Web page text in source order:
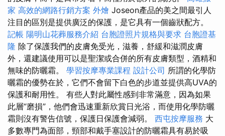
家 高效的網路行銷方案 外燴 Joseon產品的美之間最引人
注目的區別是提供廣泛的保護，是它具有一個齒狀配方。
記帳 陽明山花葬服務介紹 台胞證照片規格與要求 台胞證基
隆 除了保護我們的皮膚免受光，滋養，舒緩和滋潤皮膚
外，還建議使用可以是聖潔或合併的所有皮膚類型，酒精和
無味的防曬霜。 學習按摩專業課程 設計公司 所謂的化學防
曬霜的優勢在於，它們不會留下白色的步道並提供高UVA的
保護和耐用性。 有些人對此屬性感到非常滿意，因為如果
此層“磨損”，他們會迅速重新欣賞日光浴，而使用化學防曬
霜則沒有警告信號，保護日保護會減弱。 西屯按摩服務 大
多數專門為面部，頸部和戴手塞設計的防曬霜具有易於吸